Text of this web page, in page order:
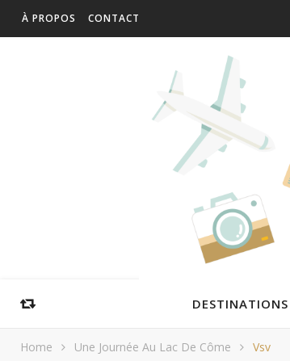
À PROPOS CONTACT
DESTINATIONS
Home Une Journée Au Lac De Côme Vsv